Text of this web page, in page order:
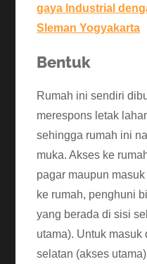
gaya Industrial
Sleman Yogyakarta
Bentuk
Rumah ini sendiri
merespons letak
sehingga rumah ini
muka. Akses ke
pagar maupun
ke rumah, penghuni
yang berada di sisi
utama). Untuk
selatan (akses